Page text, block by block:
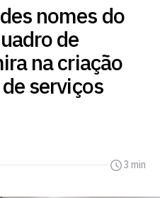
nomes do
de
na criação
serviços
3 min